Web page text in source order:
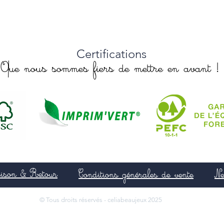
Certifications
Que nous sommes fiers de mettre en avant !
& Retour Conditions générales de vente
© Tous droits réservés - celiabeaujeux 2025